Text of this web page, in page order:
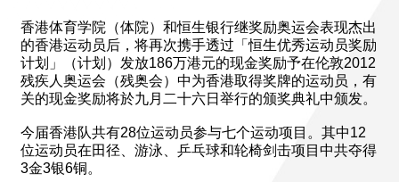
香港体育学院（体院）和恒生银行继奖励奥运会表现杰出
的香港运动员后，将再次携手透过「恒生优秀运动员奖励
计划」（计划）发放186万港元的现金奖励予在伦敦2012
残疾人奥运会（残奥会）中为香港取得奖牌的运动员，有
关的现金奖励将於九月二十六日举行的颁奖典礼中颁发。
今届香港队共有28位运动员参与七个运动项目。其中12
位运动员在田径、游泳、乒乓球和轮椅剑击项目中共夺得
3金3银6铜。